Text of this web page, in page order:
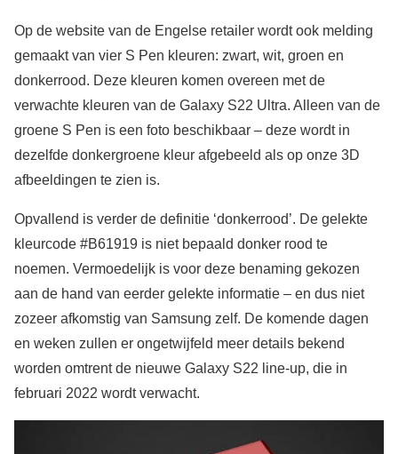
Op de website van de Engelse retailer wordt ook melding
gemaakt van vier S Pen kleuren: zwart, wit, groen en
donkerrood. Deze kleuren komen overeen met de
verwachte kleuren van de Galaxy S22 Ultra. Alleen van de
groene S Pen is een foto beschikbaar – deze wordt in
dezelfde donkergroene kleur afgebeeld als op onze 3D
afbeeldingen te zien is.
Opvallend is verder de definitie ‘donkerrood’. De gelekte
kleurcode #B61919 is niet bepaald donker rood te
noemen. Vermoedelijk is voor deze benaming gekozen
aan de hand van eerder gelekte informatie – en dus niet
zozeer afkomstig van Samsung zelf. De komende dagen
en weken zullen er ongetwijfeld meer details bekend
worden omtrent de nieuwe Galaxy S22 line-up, die in
februari 2022 wordt verwacht.